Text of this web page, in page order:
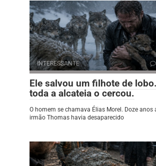
INTERESSANTE
Ele salvou um filhote de
toda a alcateia o cercou.
O homem se chamava Élias Morel. Doze anos
irmão Thomas havia desaparecido